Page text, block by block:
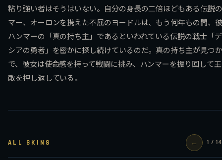
粘り強い者はそうはいない。自分の身長の二倍ほどもある伝説
マー、オーロンを携えた不屈のヨードルは、もう何年もの間、
ハンマーの「真の持ち主」であるといわれている伝説の戦士「
シアの勇者」を密かに探し続けているのだ。真の持ち主が見つ
で、彼女は使命感を持って戦闘に挑み、ハンマーを振り回して
敵を押し返している。
ALL SKINS ← 1 /